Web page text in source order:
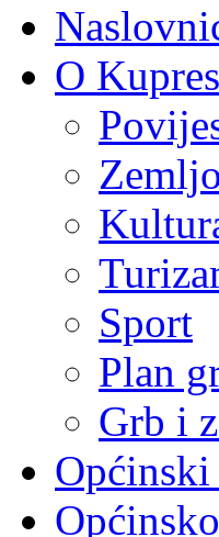
O
Sport
Plan
Grb i